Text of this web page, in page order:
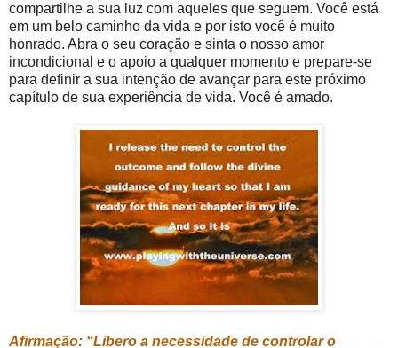
compartilhe a sua luz com aqueles que seguem. Você está
em um belo caminho da vida e por isto você é muito
honrado. Abra o seu coração e sinta o nosso amor
incondicional e o apoio a qualquer momento e prepare-se
para definir a sua intenção de avançar para este próximo
capítulo de sua experiência de vida. Você é amado.
Afirmação: “Libero a necessidade de controlar o